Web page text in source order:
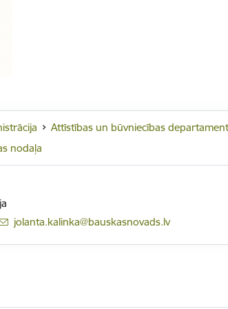
Attīstības un būvniecības
nodaļa
E-pasts:
jolanta.kalinka@bauskasnovads.lv